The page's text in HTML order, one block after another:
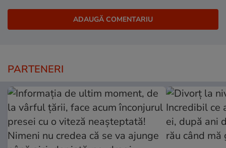
PARTENERI